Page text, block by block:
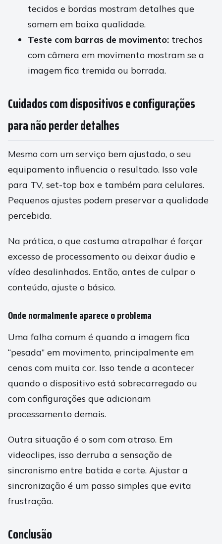
tecidos e bordas mostram detalhes que
somem em baixa qualidade.
Teste com barras de movimento: trechos
com câmera em movimento mostram se a
imagem fica tremida ou borrada.
Cuidados com dispositivos e configurações
para não perder detalhes
Mesmo com um serviço bem ajustado, o seu
equipamento influencia o resultado. Isso vale
para TV, set-top box e também para celulares.
Pequenos ajustes podem preservar a qualidade
percebida.
Na prática, o que costuma atrapalhar é forçar
excesso de processamento ou deixar áudio e
vídeo desalinhados. Então, antes de culpar o
conteúdo, ajuste o básico.
Onde normalmente aparece o problema
Uma falha comum é quando a imagem fica
“pesada” em movimento, principalmente em
cenas com muita cor. Isso tende a acontecer
quando o dispositivo está sobrecarregado ou
com configurações que adicionam
processamento demais.
Outra situação é o som com atraso. Em
videoclipes, isso derruba a sensação de
sincronismo entre batida e corte. Ajustar a
sincronização é um passo simples que evita
frustração.
Conclusão